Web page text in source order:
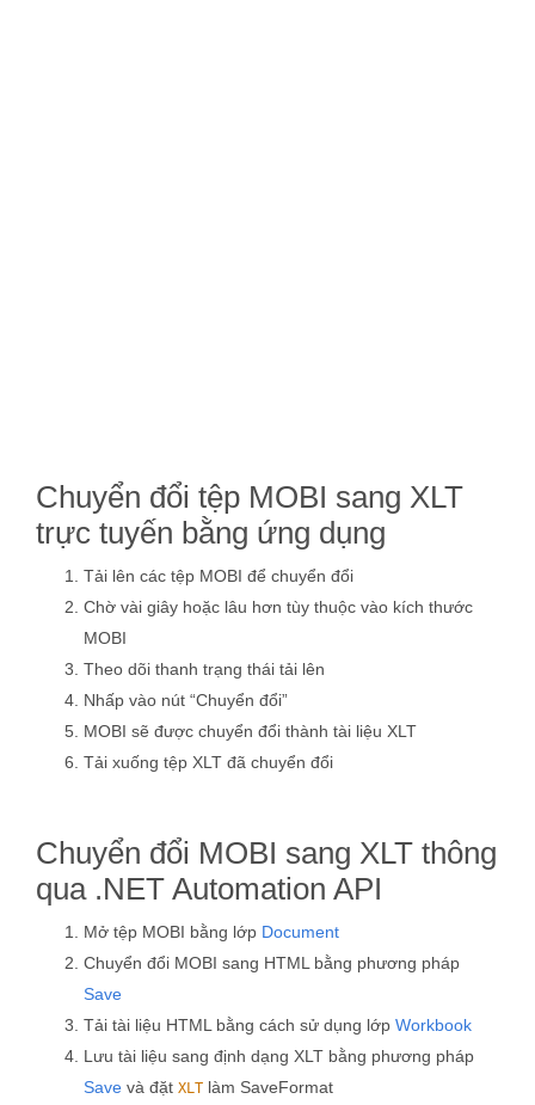
Chuyển đổi tệp MOBI sang XLT
trực tuyến bằng ứng dụng
Tải lên các tệp MOBI để chuyển đổi
Chờ vài giây hoặc lâu hơn tùy thuộc vào kích thước
MOBI
Theo dõi thanh trạng thái tải lên
Nhấp vào nút “Chuyển đổi”
MOBI sẽ được chuyển đổi thành tài liệu XLT
Tải xuống tệp XLT đã chuyển đổi
Chuyển đổi MOBI sang XLT thông
qua .NET Automation API
Mở tệp MOBI bằng lớp Document
Chuyển đổi MOBI sang HTML bằng phương pháp
Save
Tải tài liệu HTML bằng cách sử dụng lớp Workbook
Lưu tài liệu sang định dạng XLT bằng phương pháp
Save và đặt XLT làm SaveFormat